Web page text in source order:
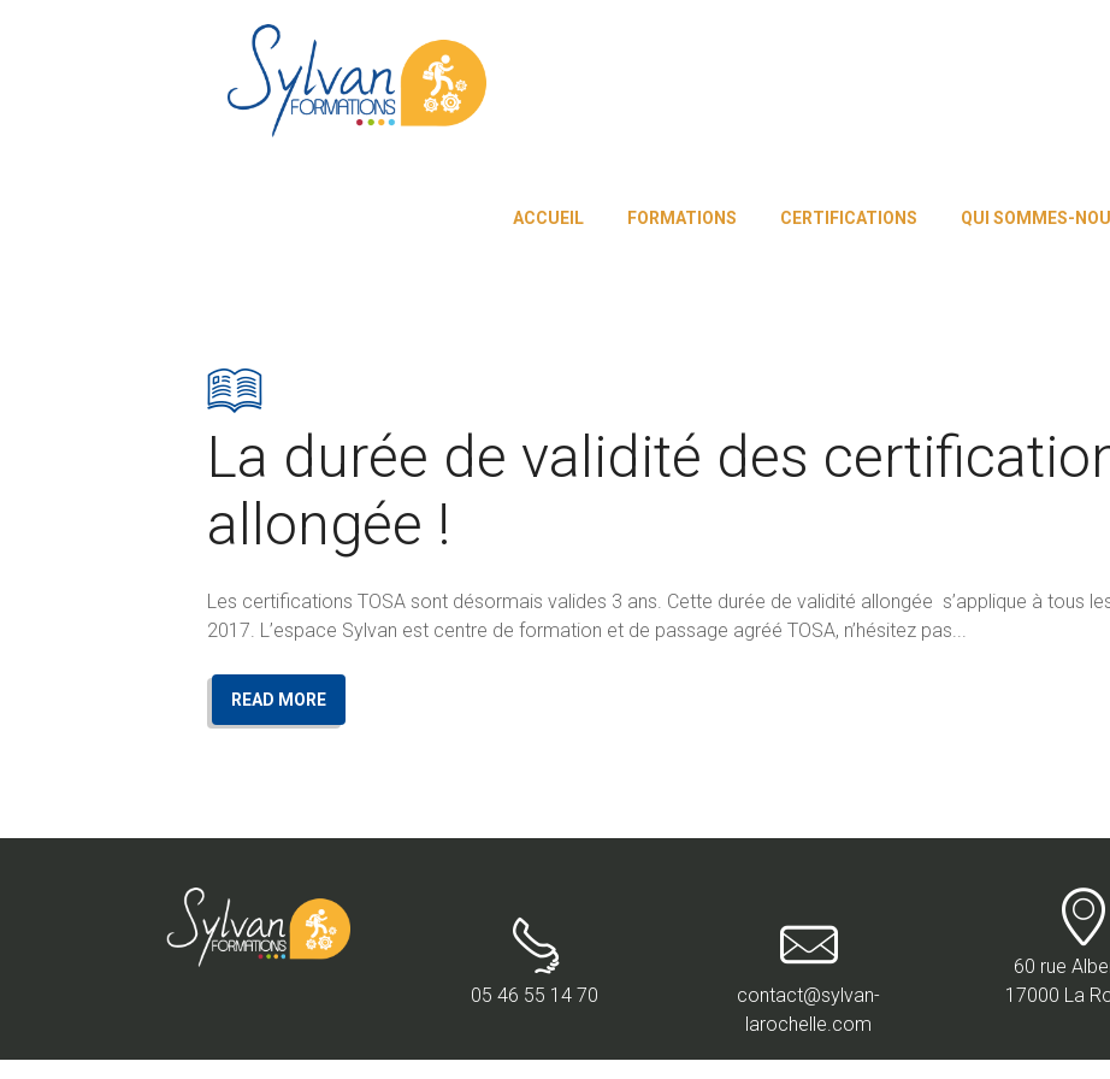
ACCUEIL FORMATIONS CERTIFICATIONS QUI SOMMES-
La durée de validité des
allongée !
Les certifications TOSA sont désormais valides 3 ans. Cette durée de validité allongée s’applique à tous
2017. L’espace Sylvan est centre de formation et de passage agréé TOSA, n’hésitez pas...
READ MORE
05 46 55 14 70
contact@sylvan-
larochelle.com
60 rue
17000 La